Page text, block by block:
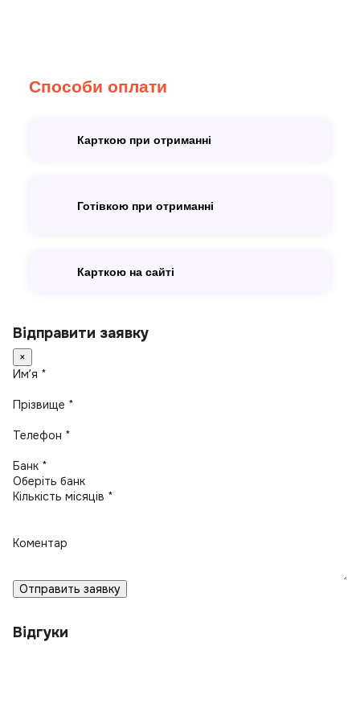
Способи оплати
Карткою при отриманні
Готівкою при отриманні
Карткою на сайті
Відправити заявку
×
Имʼя *
Прізвище *
Телефон *
Банк *
Кількість місяців *
Коментар
Отправить заявку
Відгуки